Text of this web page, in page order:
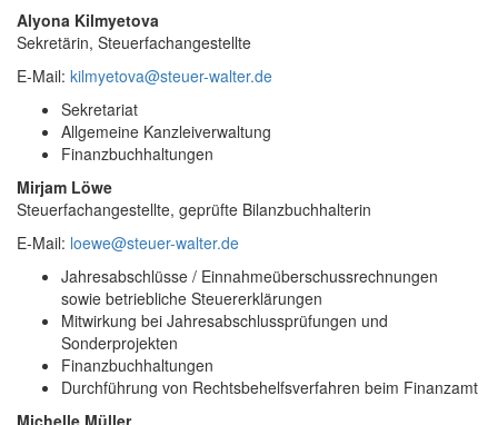
Alyona Kilmyetova
Sekretärin, Steuerfachangestellte
E-Mail: kilmyetova@steuer-walter.de
Sekretariat
Allgemeine Kanzleiverwaltung
Finanzbuchhaltungen
Mirjam Löwe
Steuerfachangestellte, geprüfte Bilanzbuchhalterin
E-Mail: loewe@steuer-walter.de
Jahresabschlüsse / Einnahmeüberschussrechnungen
sowie betriebliche Steuererklärungen
Mitwirkung bei Jahresabschlussprüfungen und
Sonderprojekten
Finanzbuchhaltungen
Durchführung von Rechtsbehelfsverfahren beim Finanzamt